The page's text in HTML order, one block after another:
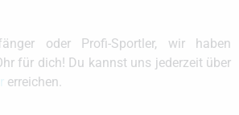
oder Profi-Sportler, wir haben
für dich! Du kannst uns jederzeit über
erreichen.